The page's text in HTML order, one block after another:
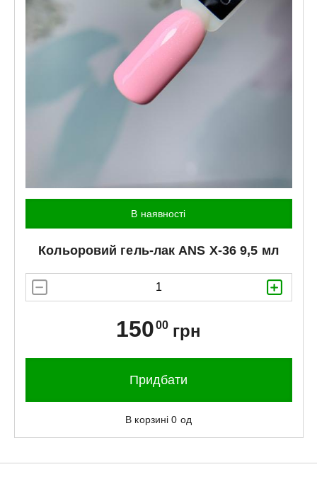
В наявності
Кольоровий гель-лакANS X-36 9,5 мл
15000 грн
Придбати
В корзині0 од